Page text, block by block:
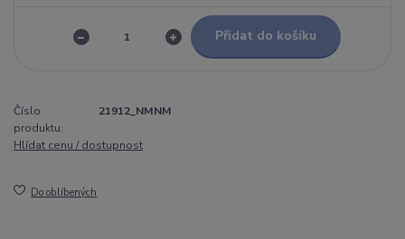
Přidat do košíku
Číslo
produktu:
21912_NMNM
Hlídat cenu / dostupnost
Do oblíbených